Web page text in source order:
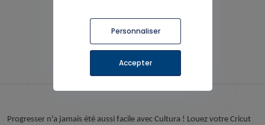
Personnaliser
Accepter
Progresser n'a jamais été aussi facile avec Cultura ! Louez votre Cricut